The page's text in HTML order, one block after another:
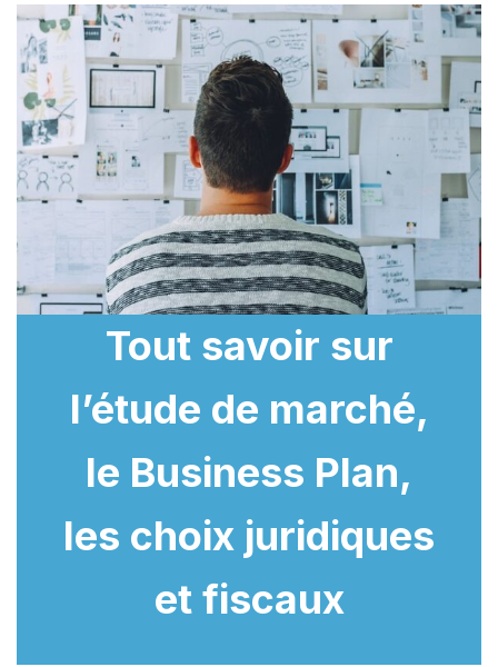
Tout savoir sur
l’étude de marché,
le Business Plan,
les choix juridiques
et fiscaux